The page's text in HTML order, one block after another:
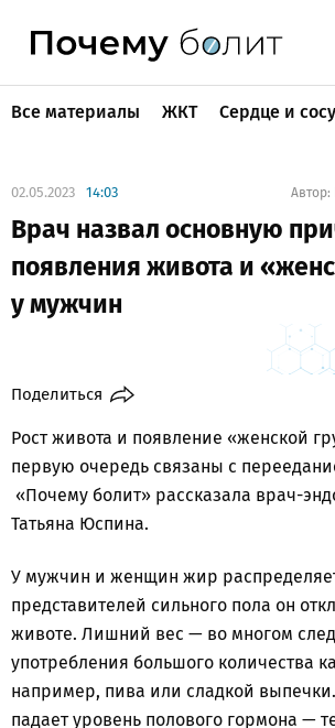
Все материалы ЖКТ Сердце и
02.05.2023 14:03 Автор:
Врач назвал основную
появления живота и
у мужчин
Поделиться
Рост живота и появление «женской
первую очередь связаны с
«Почему болит» рассказала врач-
Татьяна Юспина.
У мужчин и женщин жир
представителей сильного пола он
животе. Лишний вес — во многом
употребления большого количества
например, пива или сладкой
падает уровень полового гормона —